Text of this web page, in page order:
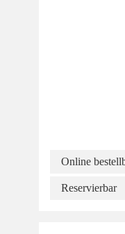
Online
Reservierbar